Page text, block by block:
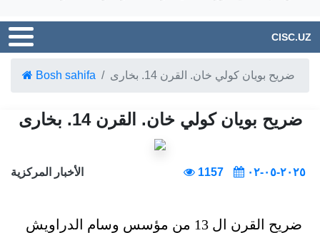
CISC.UZ
Bosh sahifa ضريح بويان كولي خان. القرن 14. بخارى
ضريح بويان كولي خان. القرن 14. بخارى
الأخبار المركزية 1157 ٢٠٢٥-٠٥-٠٢
ضريح القرن ال 13 من مؤسس وسام الدراويش